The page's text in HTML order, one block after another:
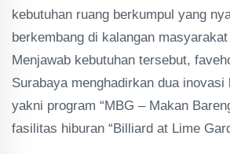
kebutuhan ruang berkumpul yang
berkembang di kalangan
Menjawab kebutuhan tersebut,
Surabaya menghadirkan dua inovasi
yakni program “MBG – Makan
fasilitas hiburan “Billiard at Lime